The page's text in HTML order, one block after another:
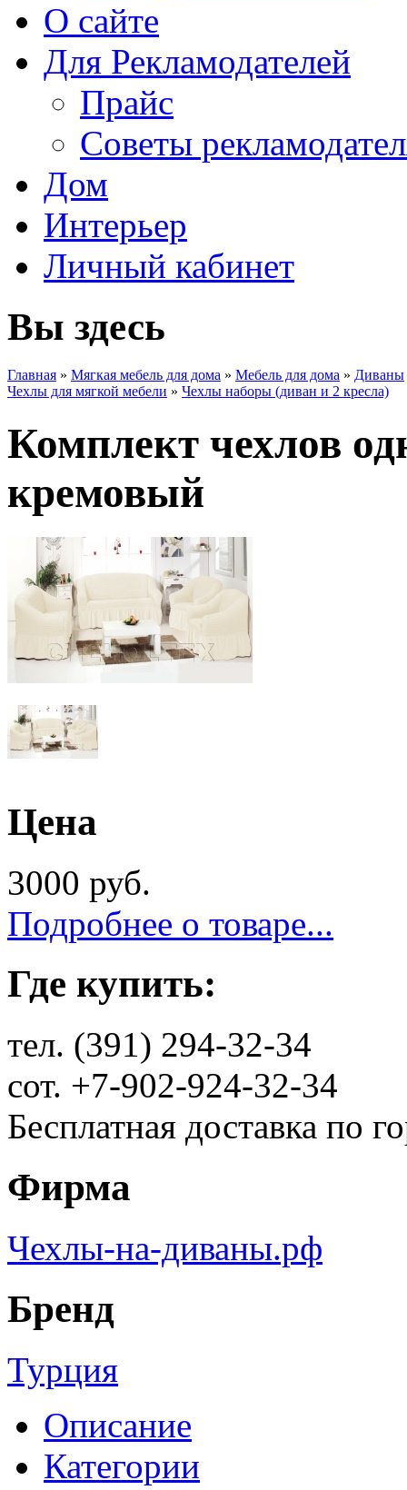
О сайте
Для Рекламодателей
Прайс
Советы
Дом
Интерьер
Личный кабинет
Вы здесь
Главная » Мягкая мебель для дома » Мебель для дома » Диваны
Чехлы для мягкой мебели » Чехлы наборы (диван и 2 кресла)
Комплект чехлов
кремовый
Цена
3000 руб.
Подробнее о товаре...
Где купить:
тел. (391) 294-32-34
сот. +7-902-924-32-34
Бесплатная доставка по
Фирма
Чехлы-на-диваны.рф
Бренд
Турция
Описание
Категории